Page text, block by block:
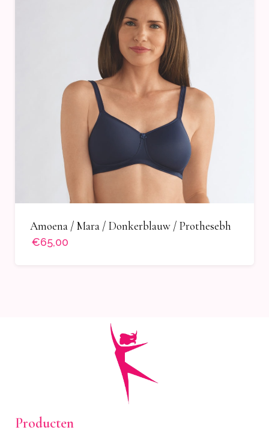
Amoena / Mara / Donkerblauw / Prothesebh
€65,00
Producten